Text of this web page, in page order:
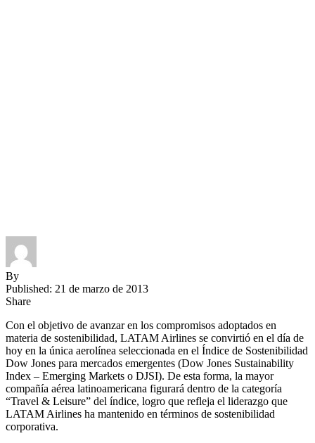
By
Published: 21 de marzo de 2013
Share
Con el objetivo de avanzar en los compromisos adoptados en
materia de sostenibilidad, LATAM Airlines se convirtió en el día de
hoy en la única aerolínea seleccionada en el Índice de Sostenibilidad
Dow Jones para mercados emergentes (Dow Jones Sustainability
Index – Emerging Markets o DJSI). De esta forma, la mayor
compañía aérea latinoamericana figurará dentro de la categoría
“Travel & Leisure” del índice, logro que refleja el liderazgo que
LATAM Airlines ha mantenido en términos de sostenibilidad
corporativa.